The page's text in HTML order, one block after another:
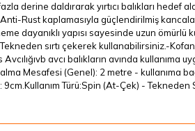
derine daldırarak yırtıcı balıkları hedef
Anti-Rust kaplamasıyla güçlendirilmiş
dayanıklı yapısı sayesinde uzun ömürlü
sırtı çekerek kullanabilirsiniz.-Kofana
Avcılığıvb avcı balıkların avında kullanıma
Mesafesi (Genel): 2 metre - kullanıma
Türü:Spin (At-Çek) - Tekneden